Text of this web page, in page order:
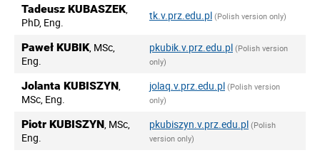
Tadeusz KUBASZEK,
PhD, Eng.
tk.v.prz.edu.pl (Polish version only)
Paweł KUBIK, MSc,
Eng.
pkubik.v.prz.edu.pl (Polish version
only)
Jolanta KUBISZYN,
MSc, Eng.
jolaq.v.prz.edu.pl (Polish version
only)
Piotr KUBISZYN, MSc,
Eng.
pkubiszyn.v.prz.edu.pl (Polish
version only)